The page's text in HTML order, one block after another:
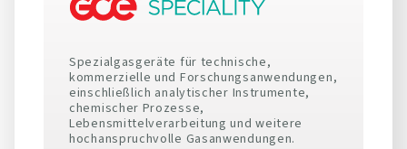
Spezialgasgeräte für technische,
kommerzielle und Forschungsanwendungen,
einschließlich analytischer Instrumente,
chemischer Prozesse,
Lebensmittelverarbeitung und weitere
hochanspruchvolle Gasanwendungen.